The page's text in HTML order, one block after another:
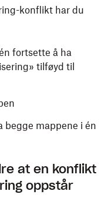
konflikt har du
fortsette å ha
tilføyd til
begge mappene i én
at en konflikt
oppstår